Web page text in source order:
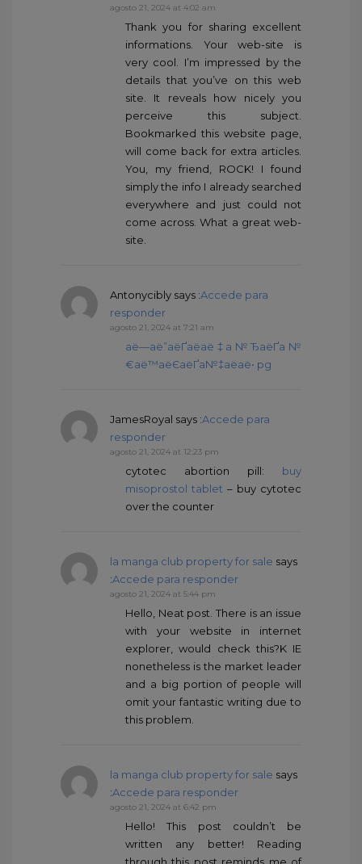
agosto 21, 2024 at 4:02 am
Thank you for sharing excellent
informations. Your web-site is
very cool. I’m impressed by the
details that you’ve on this web
site. It reveals how nicely you
perceive this subject.
Bookmarked this website page,
will come back for extra articles.
You, my friend, ROCK! I found
simply the info I already searched
everywhere and just could not
come across. What a great web-
site.
Antonycibly says :Accede para
responder
agosto 21, 2024 at 7:21 am
аё—аё”аёҐаё­аё‡а№ЂаёҐа№
€аё™аёЄаёҐа№‡аё­аё• pg
JamesRoyal says :Accede para
responder
agosto 21, 2024 at 12:23 pm
cytotec abortion pill: buy
misoprostol tablet – buy cytotec
over the counter
la manga club property for sale says
:Accede para responder
agosto 21, 2024 at 5:44 pm
Hello, Neat post. There is an issue
with your website in internet
explorer, would check this?K IE
nonetheless is the market leader
and a big portion of people will
omit your fantastic writing due to
this problem.
la manga club property for sale says
:Accede para responder
agosto 21, 2024 at 6:42 pm
Hello! This post couldn’t be
written any better! Reading
through this post reminds me of